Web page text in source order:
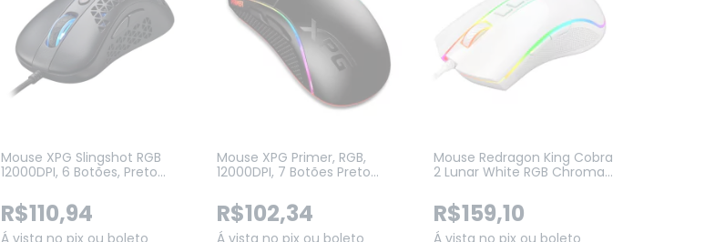
Mouse XPG Slingshot RGB
12000DPI, 6 Botões, Preto
R$110,94
Á vista no pix ou boleto
Mouse XPG Primer, RGB,
12000DPI, 7 Botões Preto
R$102,34
Á vista no pix ou boleto
Mouse Redragon King Cobra
2 Lunar White RGB Chroma,
Programáveis, (M711W-FPS)
R$159,10
Á vista no pix ou boleto